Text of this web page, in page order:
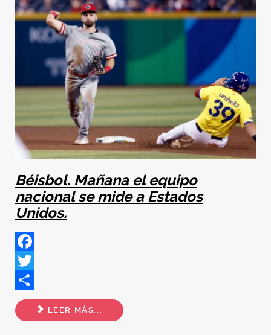
Béisbol. Mañana el equipo
nacional se mide a Estados
Unidos.
Facebook
Twitter
Share
LEER MÁS...